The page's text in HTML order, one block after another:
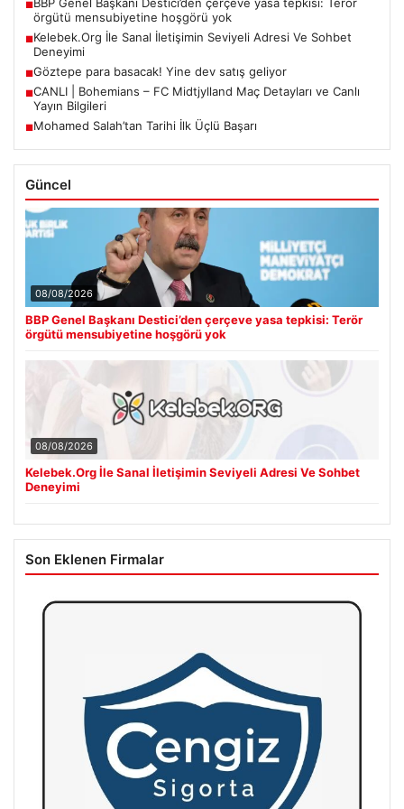
■
örgütü mensubiyetine hoşgörü yok
■Kelebek.Org İle Sanal İletişimin Seviyeli Adresi Ve Sohbet
Deneyimi
■Göztepe para basacak! Yine dev satış geliyor
■CANLI | Bohemians – FC Midtjylland Maç Detayları ve Canlı
Yayın Bilgileri
■Mohamed Salah’tan Tarihi İlk Üçlü Başarı
Güncel
08/08/2026
BBP Genel Başkanı Destici’den çerçeve yasa tepkisi: Terör
örgütü mensubiyetine hoşgörü yok
08/08/2026
Kelebek.Org İle Sanal İletişimin Seviyeli Adresi Ve Sohbet
Deneyimi
Son Eklenen Firmalar